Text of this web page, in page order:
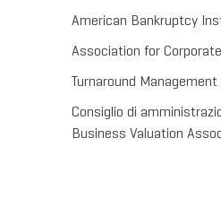
American Bankruptcy
Association for
Turnaround
Consiglio di
Business Valuation